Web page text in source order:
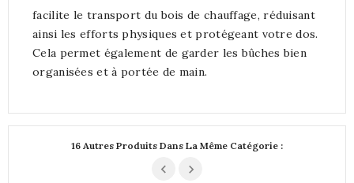
facilite le transport du bois de chauffage, réduisant
ainsi les efforts physiques et protégeant votre dos.
Cela permet également de garder les bûches bien
organisées et à portée de main.
16 Autres Produits Dans La Même Catégorie :